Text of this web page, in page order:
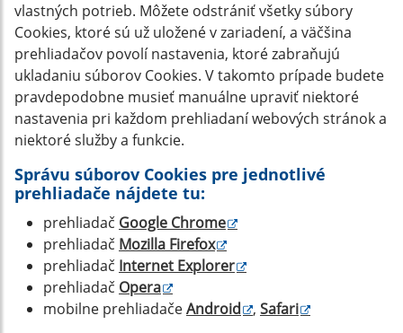
vlastných potrieb. Môžete odstrániť všetky súbory
Cookies, ktoré sú už uložené v zariadení, a väčšina
prehliadačov povolí nastavenia, ktoré zabraňujú
ukladaniu súborov Cookies. V takomto prípade budete
pravdepodobne musieť manuálne upraviť niektoré
nastavenia pri každom prehliadaní webových stránok a
niektoré služby a funkcie.
Správu súborov Cookies pre jednotlivé
prehliadače nájdete tu:
prehliadač Google Chrome
prehliadač Mozilla Firefox
prehliadač Internet Explorer
prehliadač Opera
mobilne prehliadačeAndroid , Safari